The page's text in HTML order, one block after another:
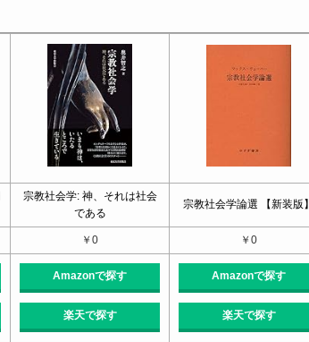
宗教社会学: 神、それは社会
である
宗教社会学論選 【新装版】
￥0 ￥0
Amazonで探す
楽天で探す
Amazonで探す
楽天で探す